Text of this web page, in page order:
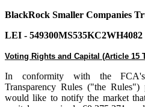
BlackRock Smaller Companies
LEI - 549300MS535KC2WH4082
Voting Rights and Capital (Article 15
In conformity with the FCA's
Transparency Rules ("the
would like to notify the market